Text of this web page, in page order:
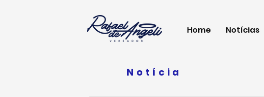
Home Notícias
Notícia